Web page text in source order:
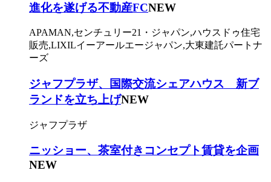
進化を遂げる不動産FCNEW
APAMAN,センチュリー21・ジャパン,ハウスドゥ住宅
販売,LIXILイーアールエージャパン,大東建託パートナ
ーズ
ジャフプラザ、国際交流シェアハウス 新ブ
ランドを立ち上げNEW
ジャフプラザ
ニッショー、茶室付きコンセプト賃貸を企画
NEW